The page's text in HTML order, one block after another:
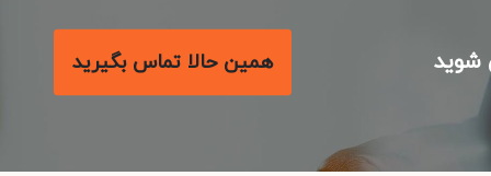
همین حالا تماس بگیرید